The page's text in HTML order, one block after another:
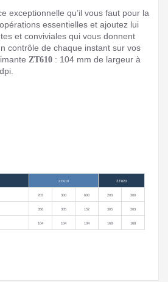
exceptionnelle qu’il vous faut pour la
essentielles et ajoutez lui
et conviviales qui vous donnent
contrôle de chaque instant sur vos
ZT610: 104 mm de largeur à
ZT610 ZT620
203 300 600 203 300
356 305 152 305 203
104 104 104 168 168